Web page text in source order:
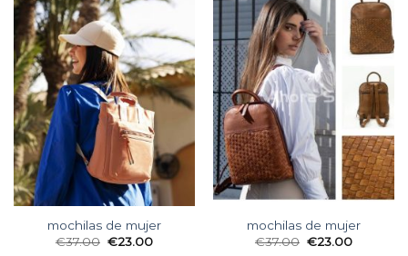
mochilas de mujer
€37.00 €23.00
mochilas de mujer
€37.00 €23.00